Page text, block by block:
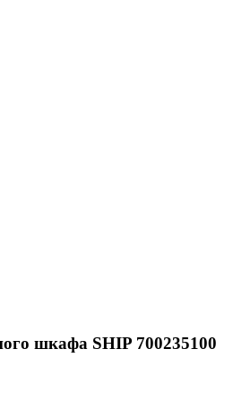
шкафа SHIP 700235100